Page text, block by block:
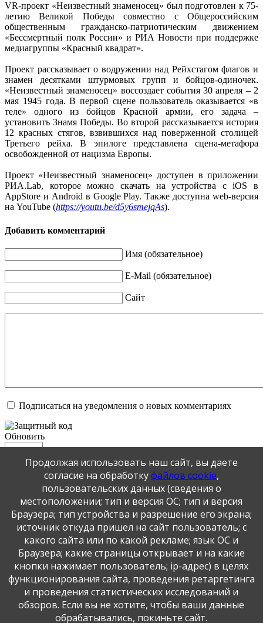
VR-проект «Неизвестный знаменосец» был подготовлен к 75-
летию Великой Победы совместно с Общероссийским
общественным гражданско-патриотическим движением
«Бессмертный полк России» и РИА Новости при поддержке
медиагруппы «Красный квадрат».
Проект рассказывает о водружении над Рейхстагом флагов и
знамен десятками штурмовых групп и бойцов-одиночек.
«Неизвестный знаменосец» воссоздает события 30 апреля – 2
мая 1945 года. В первой сцене пользователь оказывается «в
теле» одного из бойцов Красной армии, его задача –
установить Знамя Победы. Во второй рассказывается история
12 красных стягов, взвившихся над поверженной столицей
Третьего рейха. В эпилоге представлена сцена-метафора
освобожденной от нацизма Европы.
Проект «Неизвестный знаменосец» доступен в приложении
РИА.Lab, которое можно скачать на устройства с iOS в
AppStore и Android в Google Play. Также доступна web-версия
на YouTube (https://youtu.be/d5y6smejqAs).
Добавить комментарий
Имя (обязательное)
E-Mail (обязательное)
Сайт
Подписаться на уведомления о новых комментариях
Обновить
Отправить
JComments
Публикация персональных данных, в том числе
фотографий, производится в соответствии с
Федеральным законом от 27.07.2006 г. № 152-ФЗ " О
персональных данных", с согласия субъекта персональных
данных".
Продолжая использовать наш сайт, вы даете
согласие на обработкуфайлов cookie,
пользовательских данных (сведения о
местоположении; тип и версия ОС; тип и версия
Браузера; тип устройства и разрешение его экрана;
источник откуда пришел на сайт пользователь; с
какого сайта или по какой рекламе; язык ОС и
Браузера; какие страницы открывает и на какие
кнопки нажимает пользователь; ip-адрес) в целях
функционирования сайта, проведения ретаргетинга
и проведения статистических исследований и
обзоров. Если вы не хотите, чтобы ваши данные
обрабатывались, покиньте сайт.